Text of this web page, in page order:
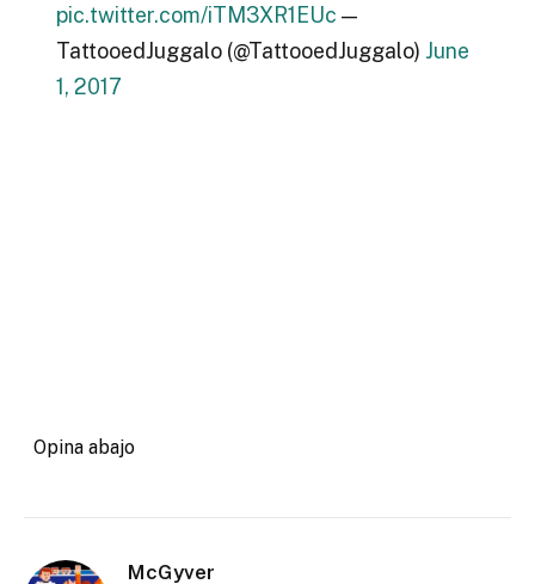
pic.twitter.com/iTM3XR1EUc —
TattooedJuggalo (@TattooedJuggalo) June
1, 2017
Opina abajo
McGyver